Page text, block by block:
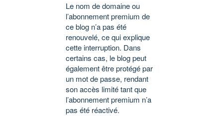
Le nom de domaine ou
l’abonnement premium de
ce blog n’a pas été
renouvelé, ce qui explique
cette interruption. Dans
certains cas, le blog peut
également être protégé par
un mot de passe, rendant
son accès limité tant que
l’abonnement premium n’a
pas été réactivé.